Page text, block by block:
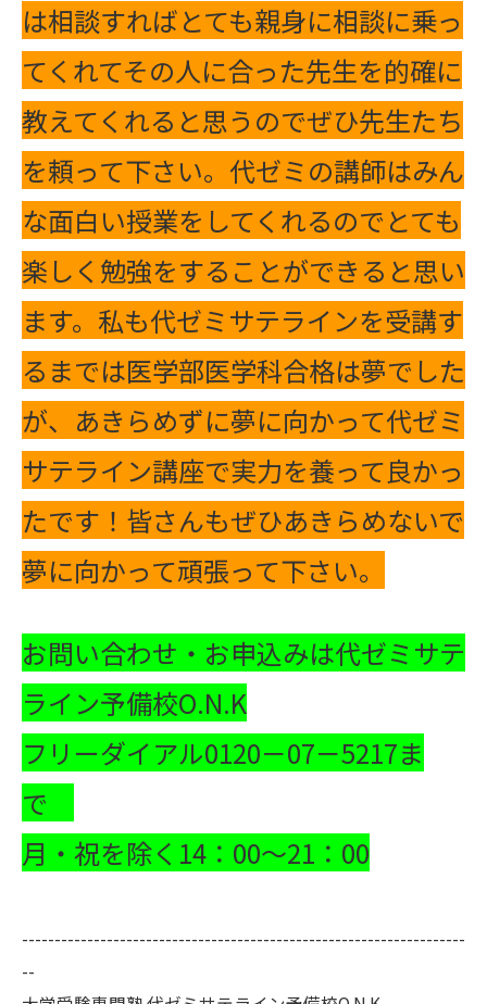
は相談すればとても親身に相談に乗っ
てくれてその人に合った先生を的確に
教えてくれると思うのでぜひ先生たち
を頼って下さい。代ゼミの講師はみん
な面白い授業をしてくれるのでとても
楽しく勉強をすることができると思い
ます。私も代ゼミサテラインを受講す
るまでは医学部医学科合格は夢でした
が、あきらめずに夢に向かって代ゼミ
サテライン講座で実力を養って良かっ
たです！皆さんもぜひあきらめないで
夢に向かって頑張って下さい。
お問い合わせ・お申込みは代ゼミサテ
ライン予備校O.N.K
フリーダイアル0120－07－5217ま
で
月・祝を除く14：00～21：00
--------------------------------------------------------------------
--